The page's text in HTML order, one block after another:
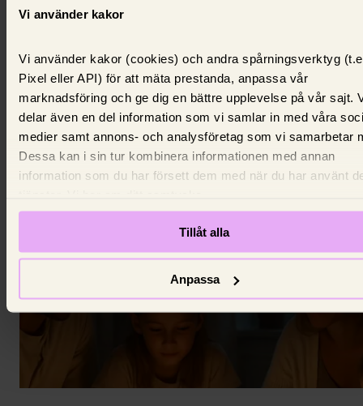
Vi använder kakor
Vi använder kakor (cookies) och andra spårningsverktyg
Pixel eller API) för att mäta prestanda, anpassa vår
marknadsföring och ge dig en bättre upplevelse på vår sajt.
delar även en del information som vi samlar in med våra
medier samt annons- och analysföretag som vi samarbetar
Dessa kan i sin tur kombinera informationen med annan
information som du har försett dem med när du har använt
Tillåt alla
Anpassa
Fast eller rörligt elpris – så mycket
kan du spara på att välja rätt avtal
Väljer du fast eller rörligt elpris? Ditt val kan göra
skillnader för plånboken.
8 maj 2025, Wilma Björlin